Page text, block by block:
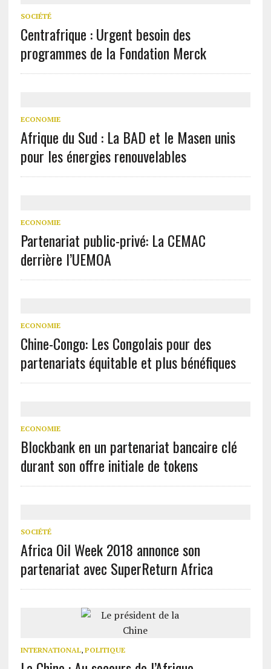
SOCIÉTÉ
Centrafrique : Urgent besoin des
programmes de la Fondation Merck
ECONOMIE
Afrique du Sud : La BAD et le Masen unis
pour les énergies renouvelables
ECONOMIE
Partenariat public-privé: La CEMAC
derrière l’UEMOA
ECONOMIE
Chine-Congo: Les Congolais pour des
partenariats équitable et plus bénéfiques
ECONOMIE
Blockbank en un partenariat bancaire clé
durant son offre initiale de tokens
SOCIÉTÉ
Africa Oil Week 2018 annonce son
partenariat avec SuperReturn Africa
INTERNATIONAL, POLITIQUE